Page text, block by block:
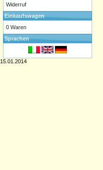
Widerruf
Einkaufswagen
0 Waren
Sprachen
15.01.2014